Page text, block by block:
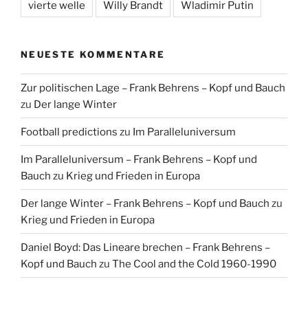
vierte welle Willy Brandt Wladimir Putin
NEUESTE KOMMENTARE
Zur politischen Lage – Frank Behrens – Kopf und Bauch
zu Der lange Winter
Football predictions zu Im Paralleluniversum
Im Paralleluniversum – Frank Behrens – Kopf und
Bauch zu Krieg und Frieden in Europa
Der lange Winter – Frank Behrens – Kopf und Bauch zu
Krieg und Frieden in Europa
Daniel Boyd: Das Lineare brechen – Frank Behrens –
Kopf und Bauch zu The Cool and the Cold 1960-1990